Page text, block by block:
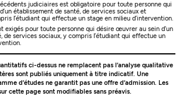
judiciaires est obligatoire pour toute personne qui
établissement de santé, de services sociaux et
l’étudiant qui effectue un stage en milieu d’intervention.
exigés pour toute personne qui désire œuvrer au sein d’un
de services sociaux, y compris l’étudiant qui effectue un
ci-dessus ne remplacent pas l’analyse qualitative
sont publiés uniquement à titre indicatif. Une
d’études ne garantit pas une offre d’admission. Les
cette page sont modifiables sans préavis.